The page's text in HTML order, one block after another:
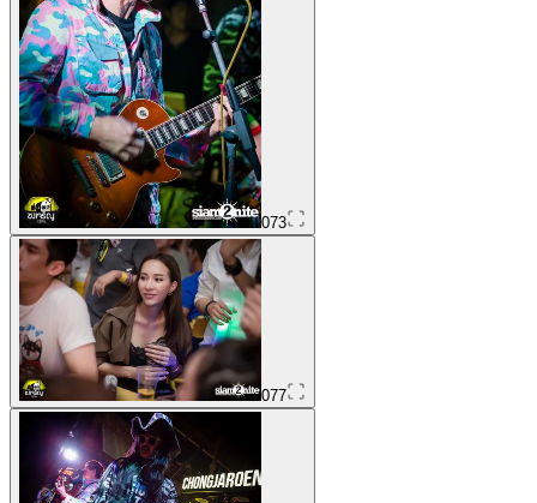
073
077